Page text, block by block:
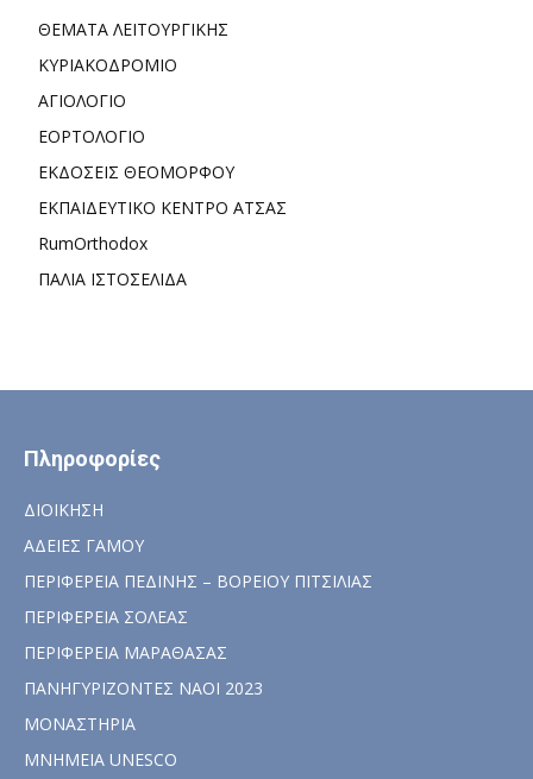
ΘΕΜΑΤΑ ΛΕΙΤΟΥΡΓΙΚΗΣ
ΚΥΡΙΑΚΟΔΡΟΜΙΟ
ΑΓΙΟΛΟΓΙΟ
ΕΟΡΤΟΛΟΓΙΟ
ΕΚΔΟΣΕΙΣ ΘΕΟΜΟΡΦΟΥ
ΕΚΠΑΙΔΕΥΤΙΚΟ ΚΕΝΤΡΟ ΑΤΣΑΣ
RumOrthodox
ΠΑΛΙΑ ΙΣΤΟΣΕΛΙΔΑ
Πληροφορίες
ΔΙΟΙΚΗΣΗ
ΑΔΕΙΕΣ ΓΑΜΟΥ
ΠΕΡΙΦΕΡΕΙΑ ΠΕΔΙΝΗΣ – ΒΟΡΕΙΟΥ ΠΙΤΣΙΛΙΑΣ
ΠΕΡΙΦΕΡΕΙΑ ΣΟΛΕΑΣ
ΠΕΡΙΦΕΡΕΙΑ ΜΑΡΑΘΑΣΑΣ
ΠΑΝΗΓΥΡΙΖΟΝΤΕΣ ΝΑΟΙ 2023
ΜΟΝΑΣΤΗΡΙΑ
ΜΝΗΜΕΙΑ UNESCO